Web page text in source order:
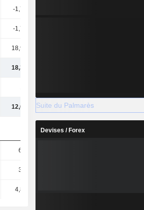
-1,78 Md
-1,78 Md
18,92 Md
18,38 Md
12,68 Md -5,96 Md
6,4 Md
3,3 Md
4,87 Md
Suite du Palmarès
Devises / Forex